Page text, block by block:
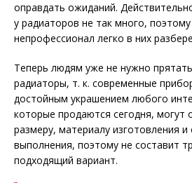
оправдать ожиданий.
у радиаторов не так много,
непрофессионал легко в них
Теперь людям уже не нужно
радиаторы, т. к. современные
достойным украшением любого
которые продаются сегодня, могут
размеру, материалу изготовления
выполнения, поэтому не составит
подходящий вариант.